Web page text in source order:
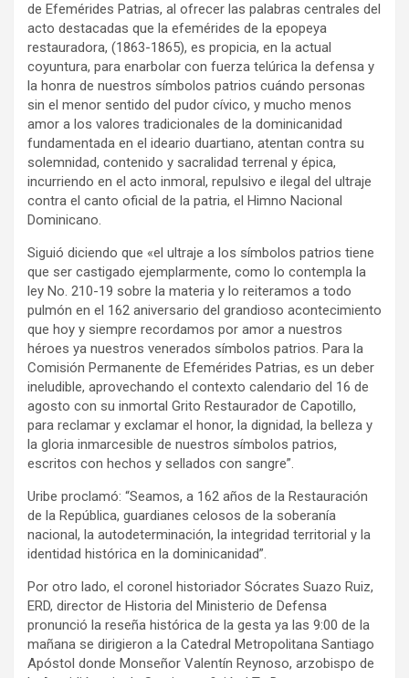
de Efemérides Patrias, al ofrecer las palabras centrales del
acto destacadas que la efemérides de la epopeya
restauradora, (1863-1865), es propicia, en la actual
coyuntura, para enarbolar con fuerza telúrica la defensa y
la honra de nuestros símbolos patrios cuándo personas
sin el menor sentido del pudor cívico, y mucho menos
amor a los valores tradicionales de la dominicanidad
fundamentada en el ideario duartiano, atentan contra su
solemnidad, contenido y sacralidad terrenal y épica,
incurriendo en el acto inmoral, repulsivo e ilegal del ultraje
contra el canto oficial de la patria, el Himno Nacional
Dominicano.
Siguió diciendo que «el ultraje a los símbolos patrios tiene
que ser castigado ejemplarmente, como lo contempla la
ley No. 210-19 sobre la materia y lo reiteramos a todo
pulmón en el 162 aniversario del grandioso acontecimiento
que hoy y siempre recordamos por amor a nuestros
héroes ya nuestros venerados símbolos patrios. Para la
Comisión Permanente de Efemérides Patrias, es un deber
ineludible, aprovechando el contexto calendario del 16 de
agosto con su inmortal Grito Restaurador de Capotillo,
para reclamar y exclamar el honor, la dignidad, la belleza y
la gloria inmarcesible de nuestros símbolos patrios,
escritos con hechos y sellados con sangre”.
Uribe proclamó: “Seamos, a 162 años de la Restauración
de la República, guardianes celosos de la soberanía
nacional, la autodeterminación, la integridad territorial y la
identidad histórica en la dominicanidad”.
Por otro lado, el coronel historiador Sócrates Suazo Ruiz,
ERD, director de Historia del Ministerio de Defensa
pronunció la reseña histórica de la gesta ya las 9:00 de la
mañana se dirigieron a la Catedral Metropolitana Santiago
Apóstol donde Monseñor Valentín Reynoso, arzobispo de